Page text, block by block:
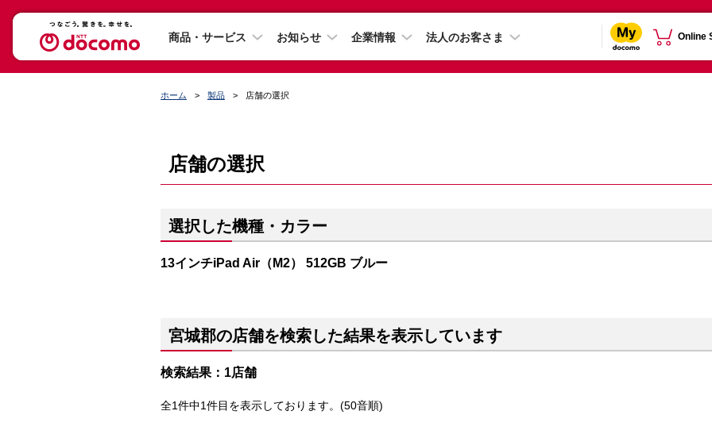
商品・サービス お知らせ 企業情報 法人のお客さま Online
ホーム 製品 店舗の選択
店舗の選択
選択した機種・カラー
13インチiPad Air（M2） 512GB ブルー
宮城郡の店舗を検索した結果を表示しています
検索結果：1店舗
全1件中1件目を表示しております。(50音順)